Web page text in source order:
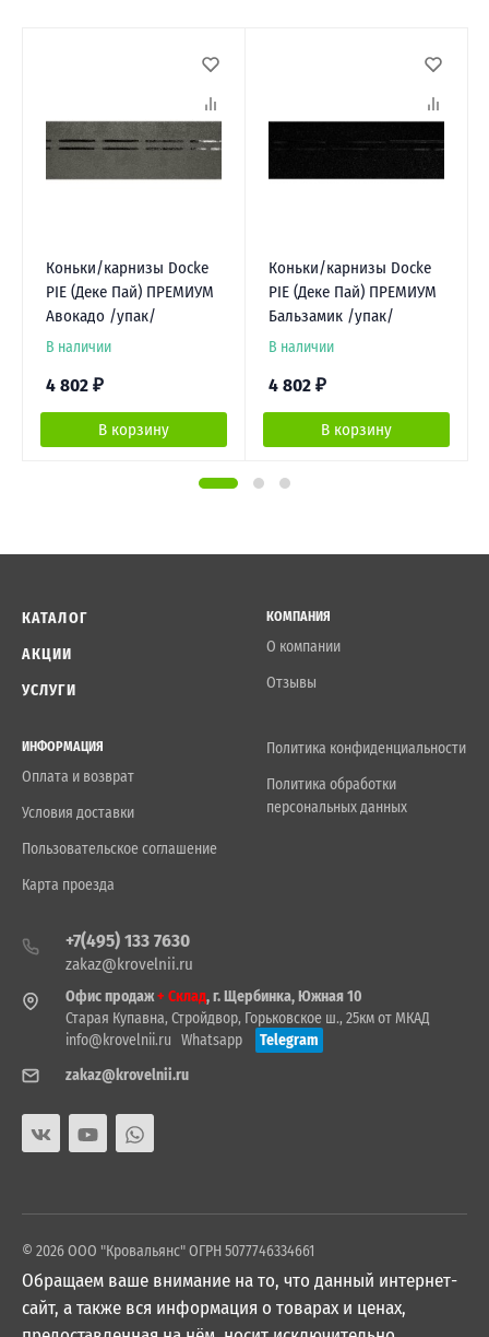
Коньки/карнизы Docke
PIE (Деке Пай) ПРЕМИУМ
Авокадо /упак/
В наличии
4 802 ₽
В корзину
Коньки/карнизы Docke
PIE (Деке Пай) ПРЕМИУМ
Бальзамик /упак/
В наличии
4 802 ₽
В корзину
КАТАЛОГ
АКЦИИ
УСЛУГИ
КОМПАНИЯ
О компании
Отзывы
ИНФОРМАЦИЯ
Оплата и возврат
Условия доставки
Пользовательское соглашение
Карта проезда
Политика конфиденциальности
Политика обработки
персональных данных
+7(495) 133 7630
zakaz@krovelnii.ru
Офис продаж+ Склад, г. Щербинка, Южная 10
Старая Купавна, Стройдвор, Горьковское ш., 25км от МКАД
info@krovelnii.ru Whatsapp
Telegram
zakaz@krovelnii.ru
© 2026 ООО "Кровальянс" ОГРН 5077746334661
Обращаем ваше внимание на то, что данный интернет-
сайт, а также вся информация о товарах и ценах,